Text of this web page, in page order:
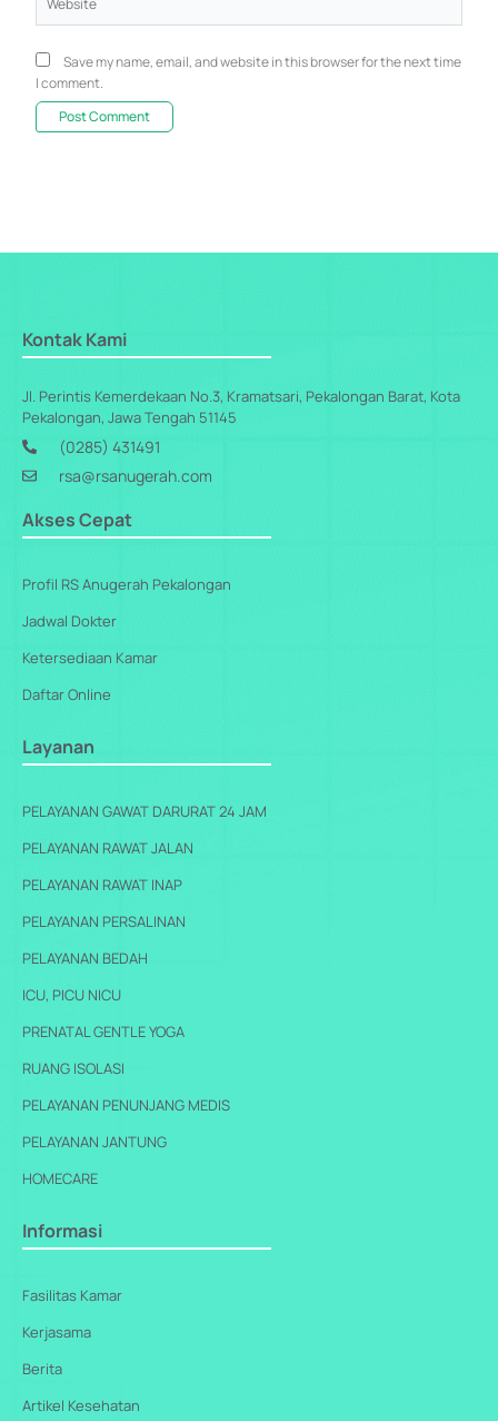
Save my name, email, and website in this browser for the next time
I comment.
Kontak Kami
Jl. Perintis Kemerdekaan No.3, Kramatsari, Pekalongan Barat, Kota
Pekalongan, Jawa Tengah 51145
(0285) 431491
rsa@rsanugerah.com
Akses Cepat
Profil RS Anugerah Pekalongan
Jadwal Dokter
Ketersediaan Kamar
Daftar Online
Layanan
PELAYANAN GAWAT DARURAT 24 JAM
PELAYANAN RAWAT JALAN
PELAYANAN RAWAT INAP
PELAYANAN PERSALINAN
PELAYANAN BEDAH
ICU, PICU NICU
PRENATAL GENTLE YOGA
RUANG ISOLASI
PELAYANAN PENUNJANG MEDIS
PELAYANAN JANTUNG
HOMECARE
Informasi
Fasilitas Kamar
Kerjasama
Berita
Artikel Kesehatan